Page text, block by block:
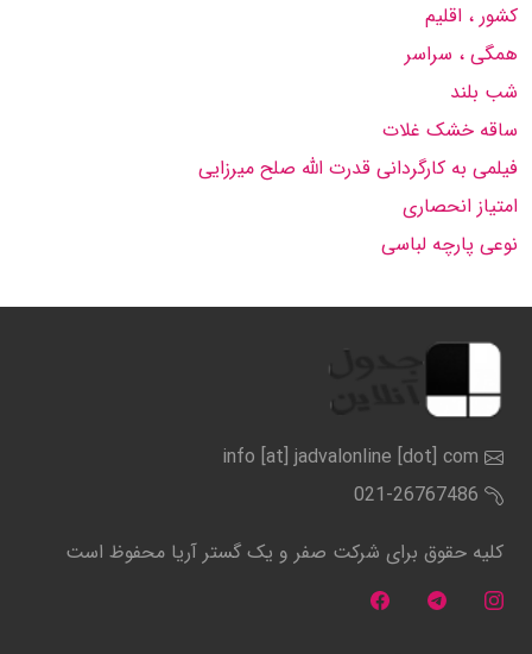
کشور ، اقلیم
همگی ، سراسر
شب بلند
ساقه خشک غلات
فیلمی به کارگردانی قدرت الله صلح میرزایی
امتیاز انحصاری
نوعی پارچه لباسی
info [at] jadvalonline [dot] com
021-26767486
کلیه حقوق برای شرکت صفر و یک گستر آریا محفوظ است